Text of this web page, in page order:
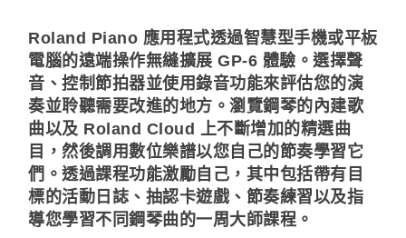
Roland Piano 應用程式透過智慧型手機或平板
電腦的遠端操作無縫擴展 GP-6 體驗。選擇聲
音、控制節拍器並使用錄音功能來評估您的演
奏並聆聽需要改進的地方。瀏覽鋼琴的內建歌
曲以及 Roland Cloud 上不斷增加的精選曲
目，然後調用數位樂譜以您自己的節奏學習它
們。透過課程功能激勵自己，其中包括帶有目
標的活動日誌、抽認卡遊戲、節奏練習以及指
導您學習不同鋼琴曲的一周大師課程。